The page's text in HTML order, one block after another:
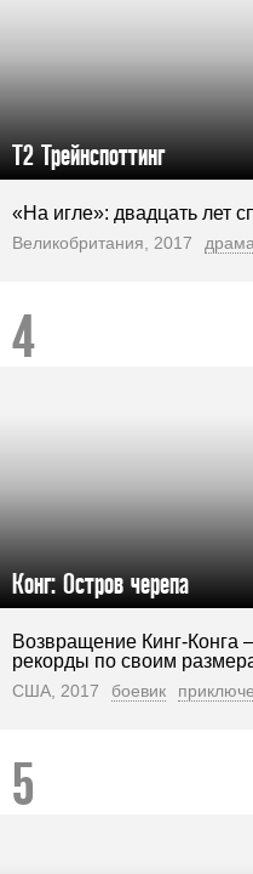
Т2 Трейнспоттинг
«На игле»: двадцать лет
Великобритания, 2017
Конг: Остров черепа
Возвращение Кинг-Конга
рекорды по своим
США, 2017 боевик